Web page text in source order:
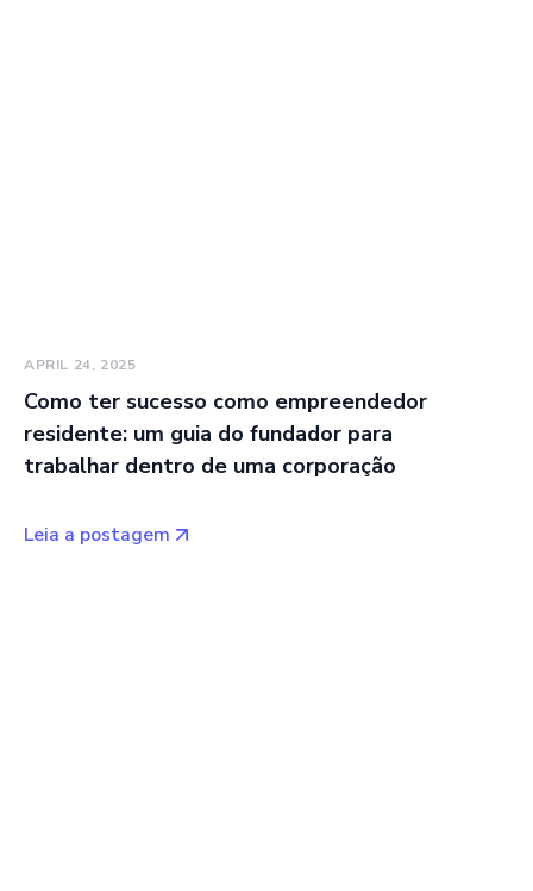
APRIL 24, 2025
Como ter sucesso como empreendedor
residente: um guia do fundador para
trabalhar dentro de uma corporação
Leia a postagem